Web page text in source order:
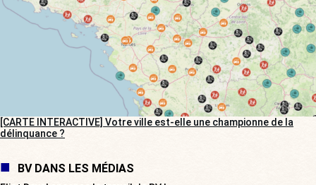
[CARTE INTERACTIVE] Votre ville est-elle une championne de la
délinquance ?
BV DANS LES MÉDIAS